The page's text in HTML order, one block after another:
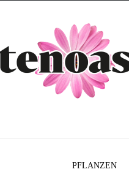
PFLANZEN